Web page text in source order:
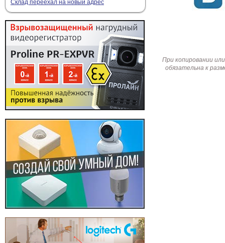
Склад переехал на новый адрес
При копировании
обязательна к